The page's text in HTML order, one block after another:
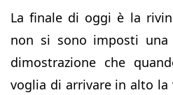
La finale di oggi è la
non si sono imposti
dimostrazione che
voglia di arrivare in alto la